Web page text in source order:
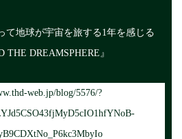
て地球が宇宙を旅する1年を感じる
THE DREAMSPHERE』
web.jp/blog/5576/?